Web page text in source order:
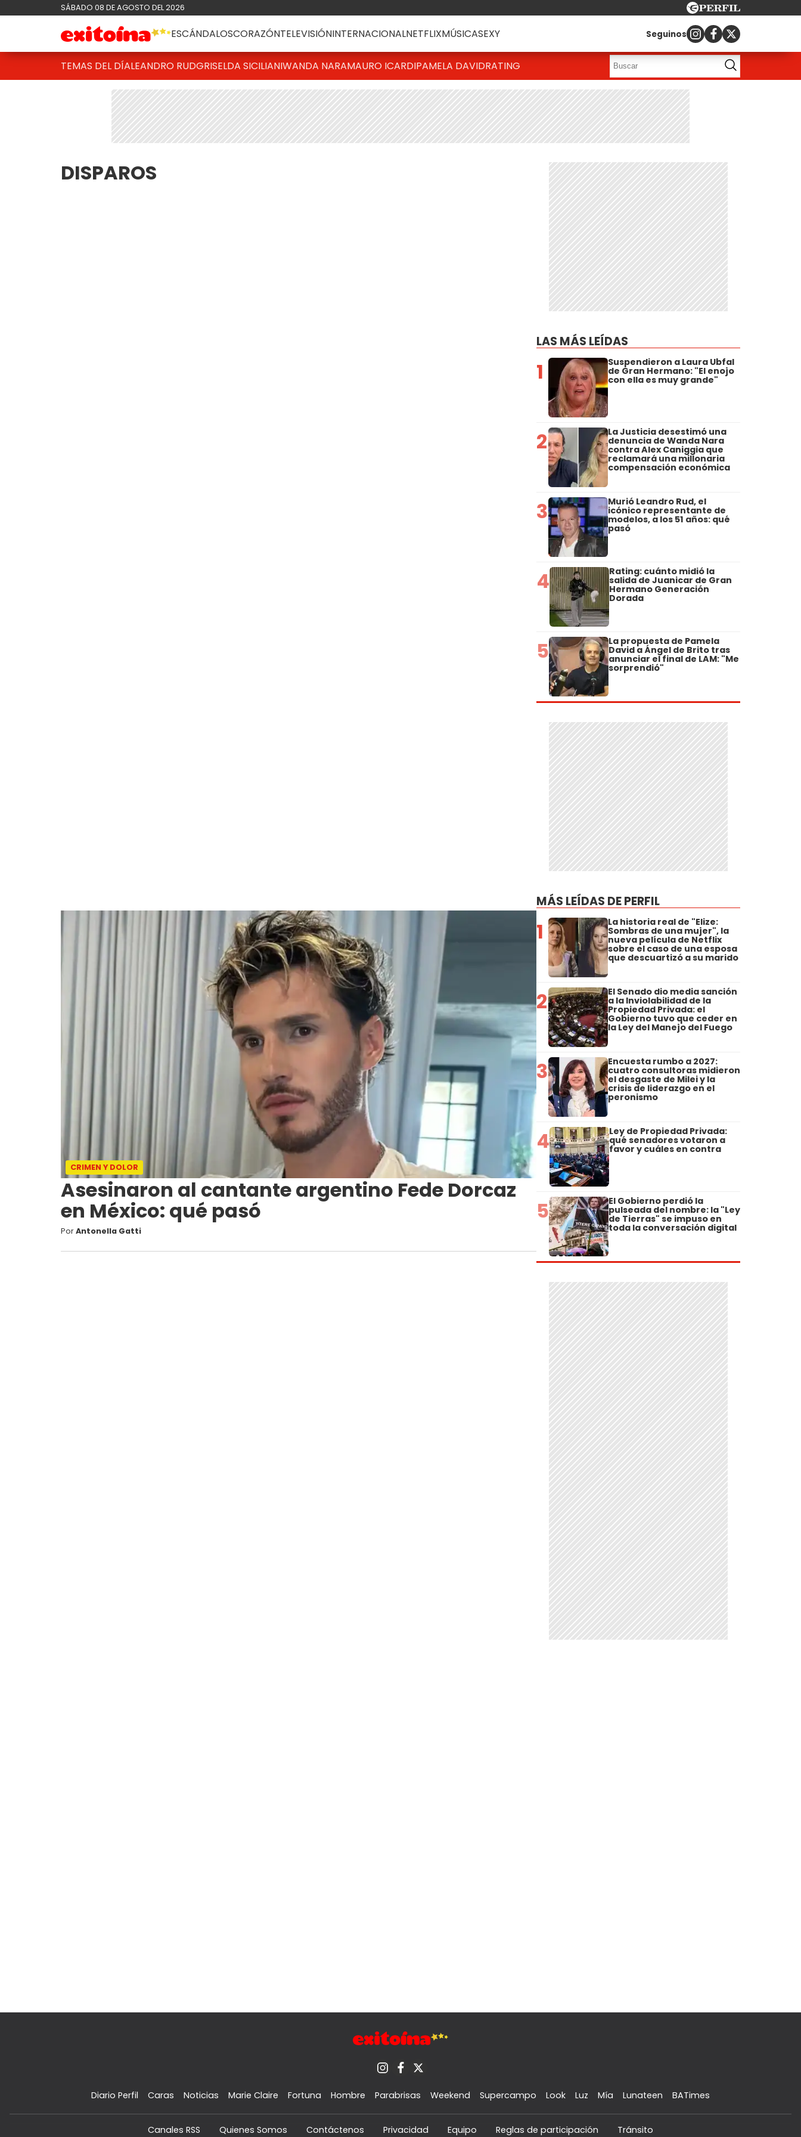
SÁBADO 08 DE AGOSTO DEL 2026
ESCÁNDALOSCORAZÓNTELEVISIÓNINTERNACIONALNETFLIXMÚSICASEXY Seguinos
TEMAS DEL DÍALEANDRO RUDGRISELDA SICILIANIWANDA NARAMAURO ICARDIPAMELA DAVIDRATING
DISPAROS
CRIMEN Y DOLOR
Asesinaron al cantante argentino Fede Dorcaz
en México: qué pasó
PorAntonella Gatti
LAS MÁS LEÍDAS
1 Suspendieron a Laura Ubfal
de Gran Hermano: "El enojo
con ella es muy grande"
2 La Justicia desestimó una
denuncia de Wanda Nara
contra Alex Caniggia que
reclamará una millonaria
compensación económica
3 Murió Leandro Rud, el
icónico representante de
modelos, a los 51 años: qué
pasó
4 Rating: cuánto midió la
salida de Juanicar de Gran
Hermano Generación
Dorada
5 La propuesta de Pamela
David a Ángel de Brito tras
anunciar el final de LAM: "Me
sorprendió"
MÁS LEÍDAS DE PERFIL
1 La historia real de "Elize:
Sombras de una mujer", la
nueva película de Netflix
sobre el caso de una esposa
que descuartizó a su marido
2 El Senado dio media sanción
a la Inviolabilidad de la
Propiedad Privada: el
Gobierno tuvo que ceder en
la Ley del Manejo del Fuego
3 Encuesta rumbo a 2027:
cuatro consultoras midieron
el desgaste de Milei y la
crisis de liderazgo en el
peronismo
4 Ley de Propiedad Privada:
qué senadores votaron a
favor y cuáles en contra
5 El Gobierno perdió la
pulseada del nombre: la "Ley
de Tierras" se impuso en
toda la conversación digital
Diario Perfil Caras Noticias Marie Claire Fortuna Hombre Parabrisas Weekend Supercampo Look Luz Mía Lunateen BATimes
Canales RSS Quienes Somos Contáctenos Privacidad Equipo Reglas de participación Tránsito